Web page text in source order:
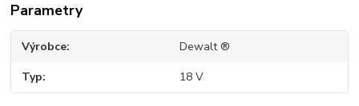
Parametry
Výrobce Dewalt ®
Typ 18 V